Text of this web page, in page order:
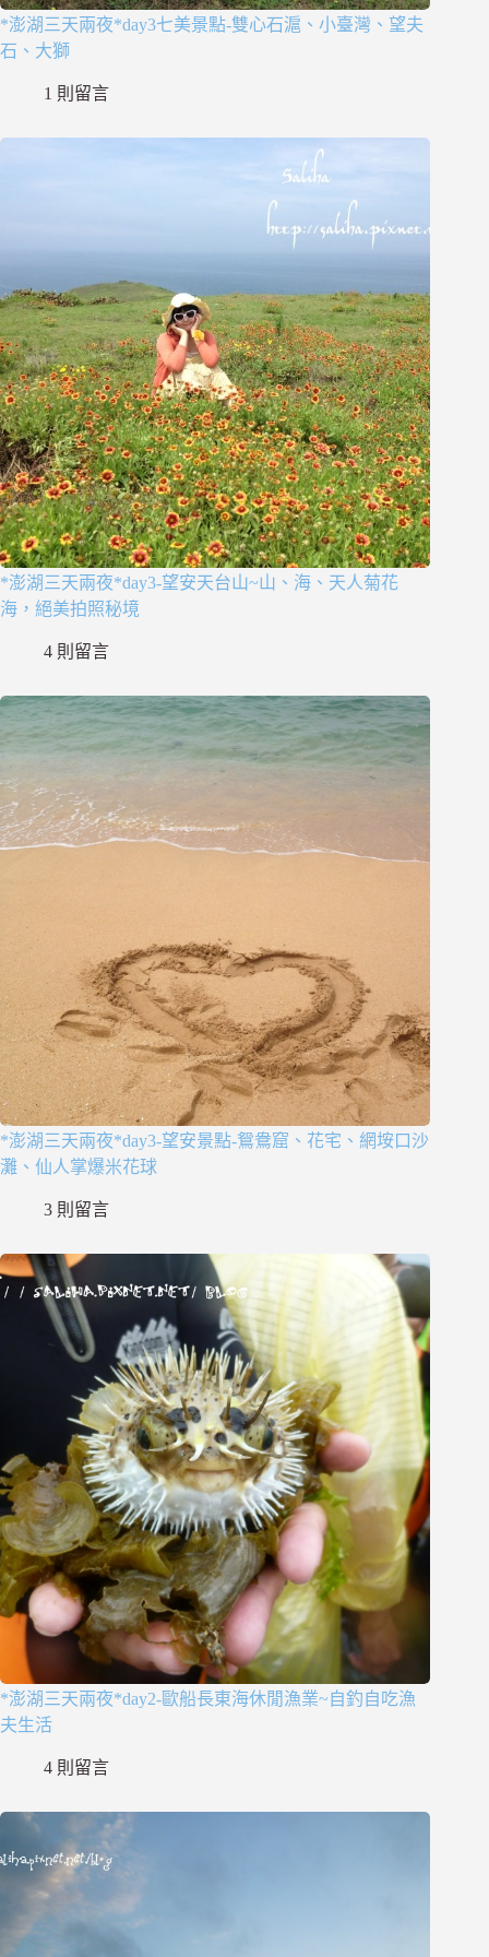
*澎湖三天兩夜*day3七美景點-雙心石滬、小臺灣、望夫
石、大獅
1 則留言
*澎湖三天兩夜*day3-望安天台山~山、海、天人菊花
海，絕美拍照秘境
4 則留言
*澎湖三天兩夜*day3-望安景點-鴛鴦窟、花宅、網垵口沙
灘、仙人掌爆米花球
3 則留言
*澎湖三天兩夜*day2-歐船長東海休閒漁業~自釣自吃漁
夫生活
4 則留言